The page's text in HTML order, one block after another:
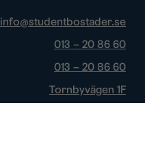
info@studentbostader.se
013 – 20 86 60
013 – 20 86 60
Tornbyvägen 1F